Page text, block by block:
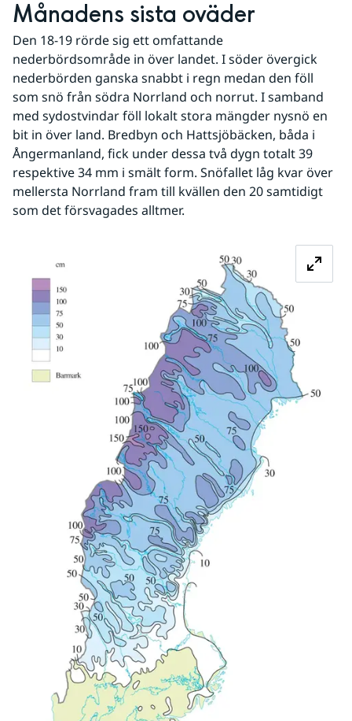
Månadens sista oväder
Den 18-19 rörde sig ett omfattande
nederbördsområde in över landet. I söder övergick
nederbörden ganska snabbt i regn medan den föll
som snö från södra Norrland och norrut. I samband
med sydostvindar föll lokalt stora mängder nysnö en
bit in över land. Bredbyn och Hattsjöbäcken, båda i
Ångermanland, fick under dessa två dygn totalt 39
respektive 34 mm i smält form. Snöfallet låg kvar över
mellersta Norrland fram till kvällen den 20 samtidigt
som det försvagades alltmer.